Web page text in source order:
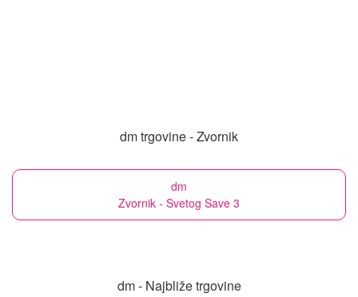
dm trgovine - Zvornik
dm
Zvornik - Svetog Save 3
dm - Najbliže trgovine